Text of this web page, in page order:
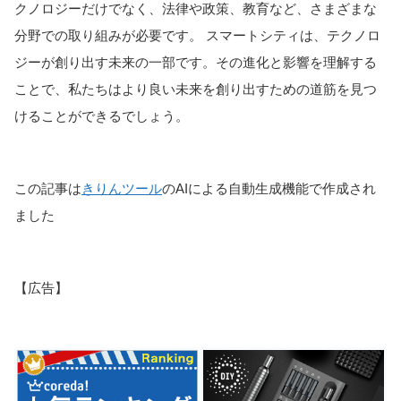
クノロジーだけでなく、法律や政策、教育など、さまざまな
分野での取り組みが必要です。 スマートシティは、テクノロ
ジーが創り出す未来の一部です。その進化と影響を理解する
ことで、私たちはより良い未来を創り出すための道筋を見つ
けることができるでしょう。
この記事はきりんツールのAIによる自動生成機能で作成され
ました
【広告】